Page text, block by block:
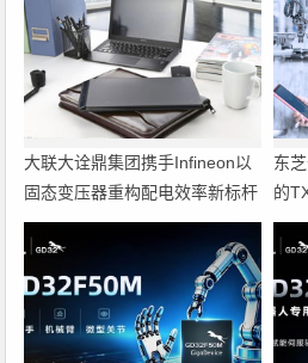
大联大诠鼎集团携手Infineon以
固态变压器重构配电效率新标杆
东
的
载
控制